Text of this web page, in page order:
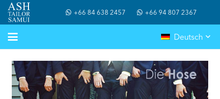
+66 84 638 2457 +66 94 807 2367
Deutsch